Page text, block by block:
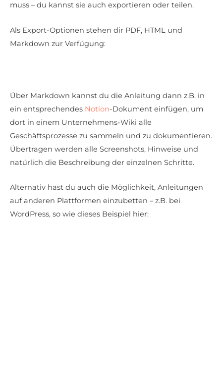
muss – du kannst sie auch exportieren oder teilen.
Als Export-Optionen stehen dir PDF, HTML und
Markdown zur Verfügung:
Über Markdown kannst du die Anleitung dann z.B. in
ein entsprechendes Notion-Dokument einfügen, um
dort in einem Unternehmens-Wiki alle
Geschäftsprozesse zu sammeln und zu dokumentieren.
Übertragen werden alle Screenshots, Hinweise und
natürlich die Beschreibung der einzelnen Schritte.
Alternativ hast du auch die Möglichkeit, Anleitungen
auf anderen Plattformen einzubetten – z.B. bei
WordPress, so wie dieses Beispiel hier: